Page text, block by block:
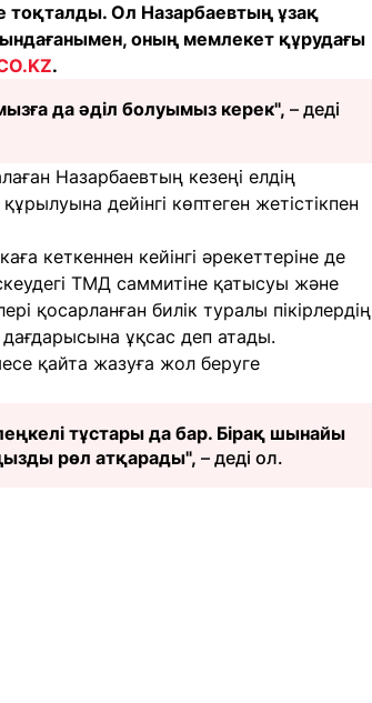
тоқталды. Ол Назарбаевтың ұзақ
оның мемлекет құрудағы
.
да әділ болуымыз керек", – деді
Назарбаевтың кезеңі елдің
дейінгі көптеген жетістікпен
кеткеннен кейінгі әрекеттеріне де
ТМД саммитіне қатысуы және
қосарланған билік туралы пікірлердің
ұқсас деп атады.
қайта жазуға жол беруге
тұстары да бар. Бірақ шынайы
рөл атқарады", – деді ол.